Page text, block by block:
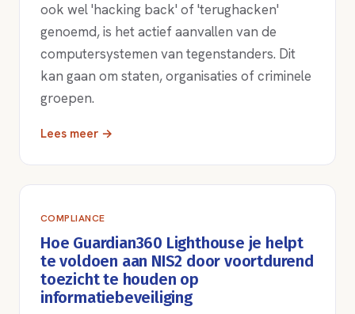
ook wel 'hacking back' of 'terughacken'
genoemd, is het actief aanvallen van de
computersystemen van tegenstanders. Dit
kan gaan om staten, organisaties of criminele
groepen.
Lees meer →
COMPLIANCE
Hoe Guardian360 Lighthouse je helpt
te voldoen aan NIS2 door voortdurend
toezicht te houden op
informatiebeveiliging